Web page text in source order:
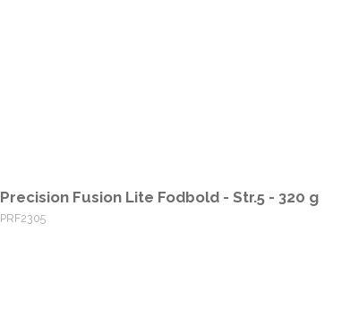
Precision Fusion Lite Fodbold - Str.5 - 320 g
PRF2305